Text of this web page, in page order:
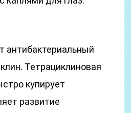
антибактериальный
Тетрациклиновая
купирует
развитие